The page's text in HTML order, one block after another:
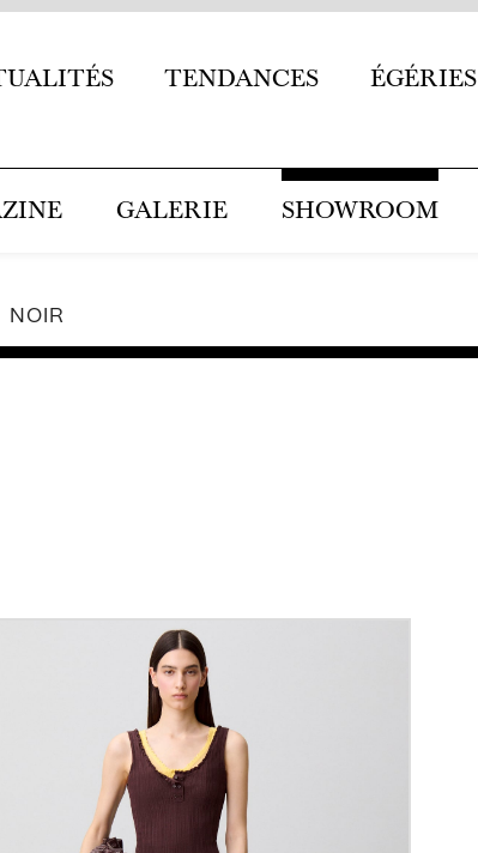
TENDANCES ÉGÉRIES
GALERIE SHOWROOM
NOIR